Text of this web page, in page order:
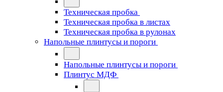
Техническая пробка
Техническая пробка в листах
Техническая пробка в рулонах
Напольные плинтусы и пороги
Напольные плинтусы и пороги
Плинтус МДФ